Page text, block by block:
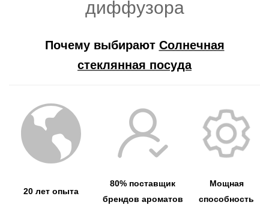
диффузора
Почему выбирают Солнечная
стеклянная посуда
20 лет опыта
80% поставщик
брендов ароматов
Мощная
способность